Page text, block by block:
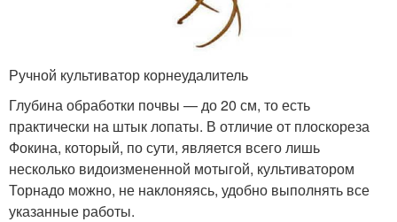
Ручной культиватор корнеудалитель
Глубина обработки почвы — до 20 см, то есть
практически на штык лопаты. В отличие от плоскореза
Фокина, который, по сути, является всего лишь
несколько видоизмененной мотыгой, культиватором
Торнадо можно, не наклоняясь, удобно выполнять все
указанные работы.